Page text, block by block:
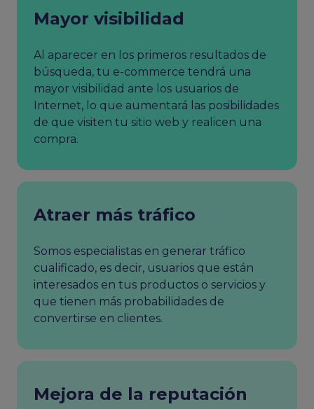
Mayor visibilidad
Al aparecer en los primeros resultados de
búsqueda, tu e-commerce tendrá una
mayor visibilidad ante los usuarios de
Internet, lo que aumentará las posibilidades
de que visiten tu sitio web y realicen una
compra.
Atraer más tráfico
Somos especialistas en generar tráfico
cualificado, es decir, usuarios que están
interesados en tus productos o servicios y
que tienen más probabilidades de
convertirse en clientes.
Mejora de la reputación